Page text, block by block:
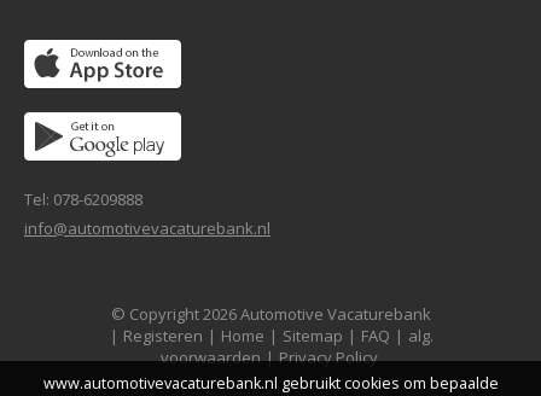
Tel: 078-6209888
info@automotivevacaturebank.nl
© Copyright 2026 Automotive Vacaturebank
| Registeren | Home | Sitemap | FAQ | alg.
voorwaarden | Privacy Policy
www.automotivevacaturebank.nl gebruikt cookies om bepaalde